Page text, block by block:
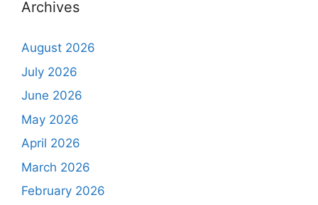
Archives
August 2026
July 2026
June 2026
May 2026
April 2026
March 2026
February 2026